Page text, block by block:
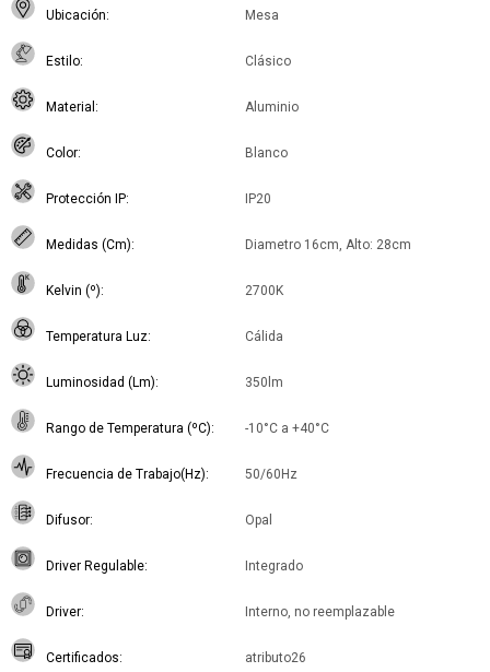
Ubicación Mesa
Estilo Clásico
Material Aluminio
Color Blanco
Protección IP IP20
Medidas (Cm) Diametro 16cm, Alto: 28cm
Kelvin (º) 2700K
Temperatura Luz Cálida
Luminosidad (Lm) 350lm
Rango de Temperatura (ºC) -10°C a +40°C
Frecuencia de Trabajo(Hz) 50/60Hz
Difusor Opal
Driver Regulable Integrado
Driver Interno, no reemplazable
Certificados atributo26